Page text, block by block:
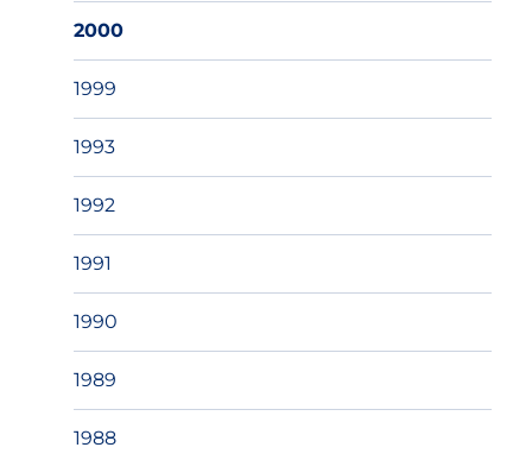
2000
1999
1993
1992
1991
1990
1989
1988